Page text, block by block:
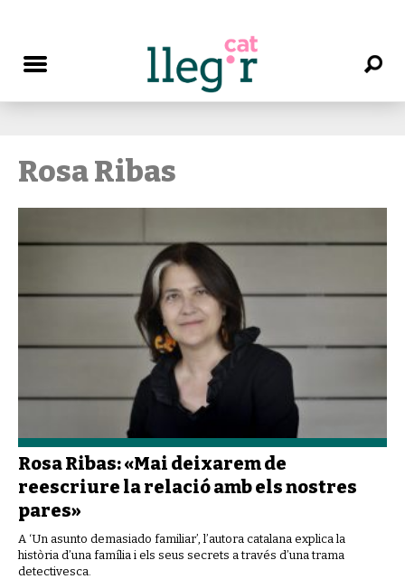
Rosa Ribas
Rosa Ribas: «Mai deixarem de
reescriure la relació amb els nostres
pares»
A ‘Un asunto demasiado familiar’, l’autora catalana explica la
història d’una família i els seus secrets a través d’una trama
detectivesca.